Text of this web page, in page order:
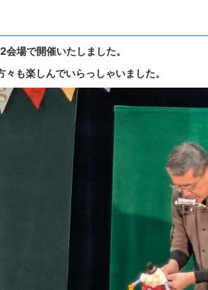
場で開催いたしました。
も楽しんでいらっしゃいました。